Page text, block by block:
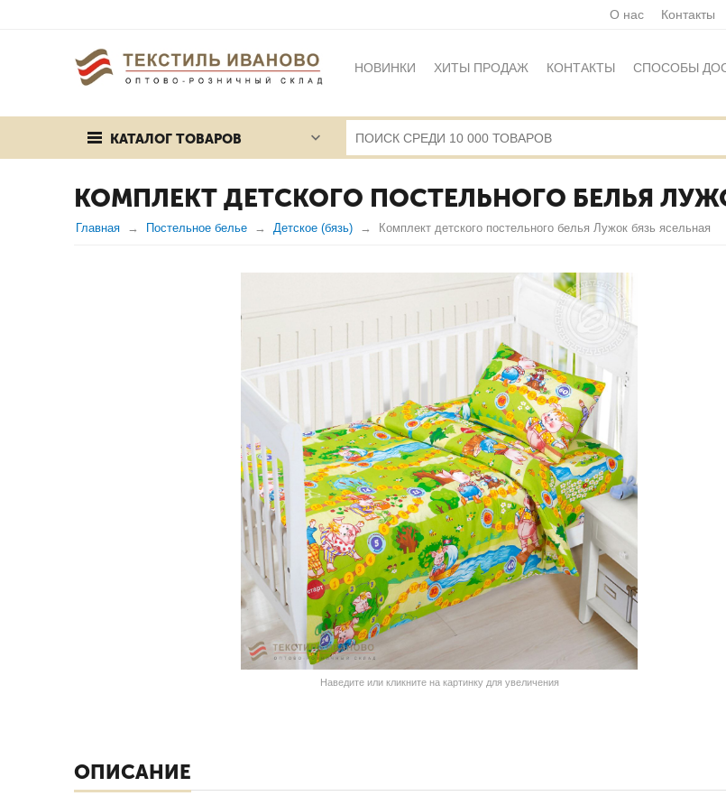
О нас Контакты
НОВИНКИ ХИТЫ ПРОДАЖ КОНТАКТЫ СПОСОБЫ
ПУБЛИЧНАЯ ОФЕРТА
КАТАЛОГ ТОВАРОВ
КОМПЛЕКТ ДЕТСКОГО ПОСТЕЛЬНОГО БЕЛЬЯ
Главная Постельное белье Детское (бязь) Комплект детского постельного белья Лужок бязь ясельная
Наведите или кликните на картинку для увеличения
ОПИСАНИЕ